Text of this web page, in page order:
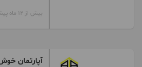
بیش از 12 ماه پیش
آپارتمان